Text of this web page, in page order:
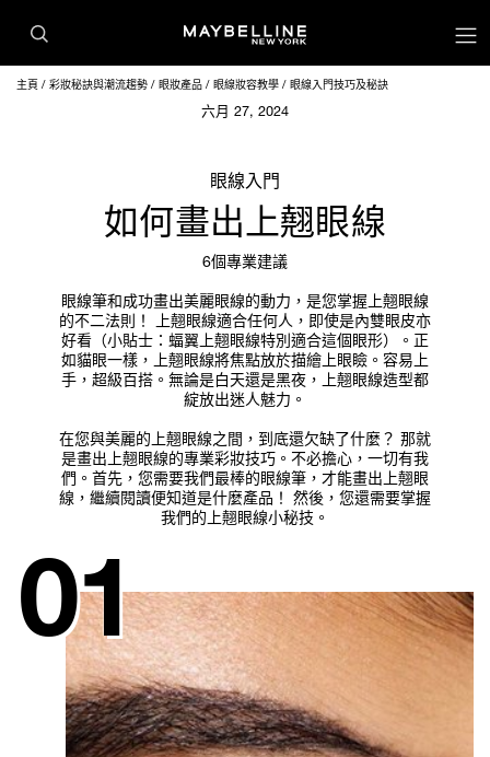
主頁 彩妝秘訣與潮流趨勢 眼妝產品 眼線妝容教學 眼線入門技巧及秘訣
六月 27, 2024
眼線入門
如何畫出上翹眼線
6個專業建議
眼線筆和成功畫出美麗眼線的動力，是您掌握上翹眼線
的不二法則！ 上翹眼線適合任何人，即使是內雙眼皮亦
好看（小貼士：蝠翼上翹眼線特別適合這個眼形）。正
如貓眼一樣，上翹眼線將焦點放於描繪上眼瞼。容易上
手，超級百搭。無論是白天還是黑夜，上翹眼線造型都
綻放出迷人魅力。
在您與美麗的上翹眼線之間，到底還欠缺了什麼？ 那就
是畫出上翹眼線的專業彩妝技巧。不必擔心，一切有我
們。首先，您需要我們最棒的眼線筆，才能畫出上翹眼
線，繼續閱讀便知道是什麼產品！ 然後，您還需要掌握
我們的上翹眼線小秘技。